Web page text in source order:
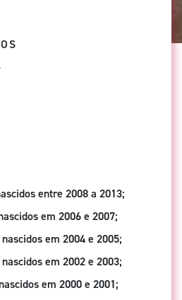
entre 2008 a 2013;
em 2006 e 2007;
em 2004 e 2005;
em 2002 e 2003;
em 2000 e 2001;